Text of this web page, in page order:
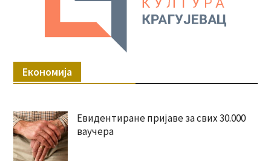
Економија
Евидентиране пријаве за свих 30.000
ваучера